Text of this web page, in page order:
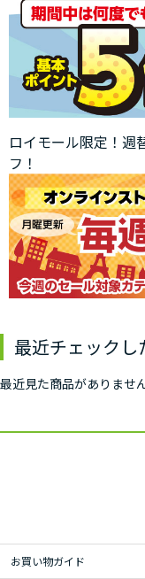
ロイモール限定！週
フ！
最近チェックし
最近見た商品がありません
お買い物ガイド